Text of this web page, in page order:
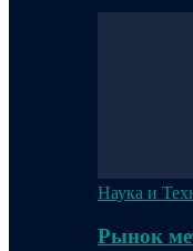
Наука и
Рынок